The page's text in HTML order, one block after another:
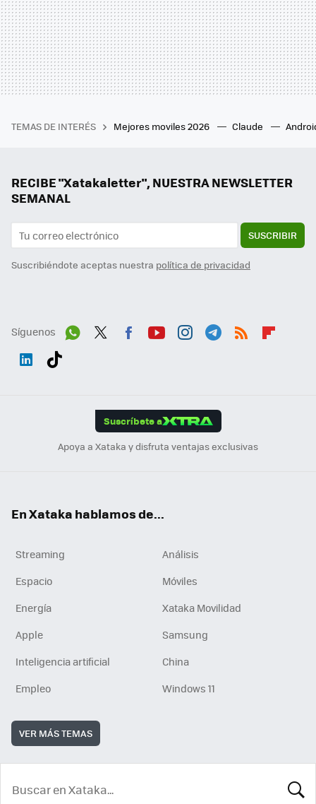
TEMAS DE INTERÉS Mejores moviles 2026 Claude
RECIBE "Xatakaletter", NUESTRA NEWSLETTER
SEMANAL
SUSCRIBIR
Suscribiéndote aceptas nuestra política de privacidad
Síguenos
Suscríbete a
Apoya a Xataka y disfruta ventajas exclusivas
En Xataka hablamos de...
Streaming
Análisis
Espacio
Móviles
Energía
Xataka Movilidad
Apple
Samsung
Inteligencia artificial
China
Empleo
Windows 11
VER MÁS TEMAS